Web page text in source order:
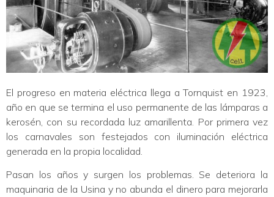
El progreso en materia eléctrica llega a Tornquist en 1923,
año en que se termina el uso permanente de las lámparas a
kerosén, con su recordada luz amarillenta. Por primera vez
los carnavales son festejados con iluminación eléctrica
generada en la propia localidad.
Pasan los años y surgen los problemas. Se deteriora la
maquinaria de la Usina y no abunda el dinero para mejorarla